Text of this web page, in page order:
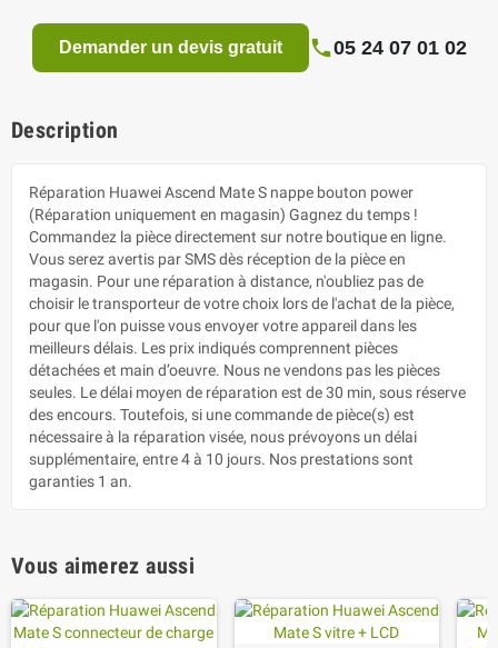
Demander un devis gratuit 05 24 07 01 02
Description
Réparation Huawei Ascend Mate S nappe bouton power
(Réparation uniquement en magasin) Gagnez du temps !
Commandez la pièce directement sur notre boutique en ligne.
Vous serez avertis par SMS dès réception de la pièce en
magasin. Pour une réparation à distance, n'oubliez pas de
choisir le transporteur de votre choix lors de l'achat de la pièce,
pour que l'on puisse vous envoyer votre appareil dans les
meilleurs délais. Les prix indiqués comprennent pièces
détachées et main d’oeuvre. Nous ne vendons pas les pièces
seules. Le délai moyen de réparation est de 30 min, sous réserve
des encours. Toutefois, si une commande de pièce(s) est
nécessaire à la réparation visée, nous prévoyons un délai
supplémentaire, entre 4 à 10 jours. Nos prestations sont
garanties 1 an.
Vous aimerez aussi